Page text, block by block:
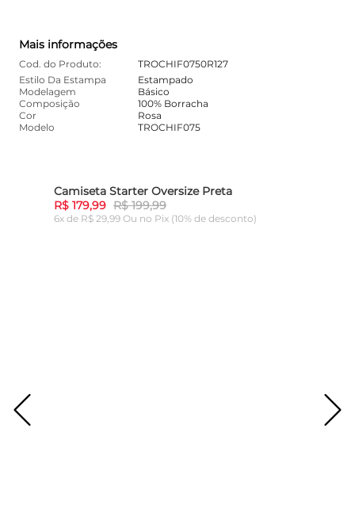
Mais informações
Cod. do Produto:
TROCHIF0750R127
Estilo Da Estampa
Estampado
Modelagem
Básico
Composição
100% Borracha
Cor
Rosa
Modelo
TROCHIF075
Camiseta Starter Oversize Preta
R$ 179,99 R$ 199,99
6x de R$ 29,99 Ou no Pix (10% de desconto)